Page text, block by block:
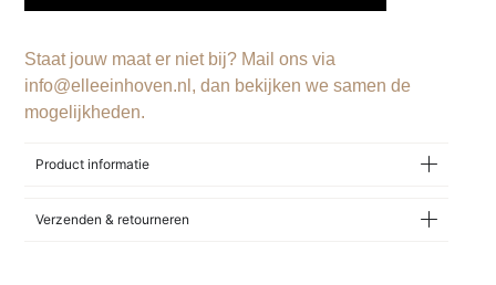
Staat jouw maat er niet bij? Mail ons via
info@elleeinhoven.nl, dan bekijken we samen de
mogelijkheden.
Product informatie
Verzenden & retourneren